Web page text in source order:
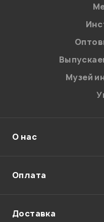
Музей
О нас
Оплата
Доставка